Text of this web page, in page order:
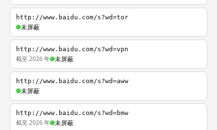
http://www.baidu.com/s?wd=tor
未屏蔽
http://www.baidu.com/s?wd=vpn
截至 2026 年 未屏蔽
http://www.baidu.com/s?wd=aww
未屏蔽
http://www.baidu.com/s?wd=bmw
截至 2026 年 未屏蔽